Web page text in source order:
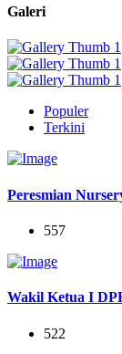
Galeri
Populer
Terkini
Peresmian
557
Wakil Ketua I
522